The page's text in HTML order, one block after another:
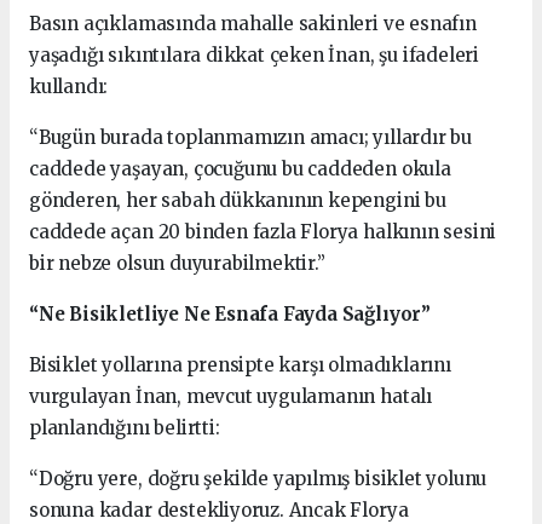
Basın açıklamasında mahalle sakinleri ve esnafın
yaşadığı sıkıntılara dikkat çeken İnan, şu ifadeleri
kullandı:
“Bugün burada toplanmamızın amacı; yıllardır bu
caddede yaşayan, çocuğunu bu caddeden okula
gönderen, her sabah dükkanının kepengini bu
caddede açan 20 binden fazla Florya halkının sesini
bir nebze olsun duyurabilmektir.”
“Ne Bisikletliye Ne Esnafa Fayda Sağlıyor”
Bisiklet yollarına prensipte karşı olmadıklarını
vurgulayan İnan, mevcut uygulamanın hatalı
planlandığını belirtti:
“Doğru yere, doğru şekilde yapılmış bisiklet yolunu
sonuna kadar destekliyoruz. Ancak Florya